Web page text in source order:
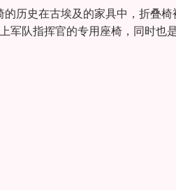
历史在古埃及的家具中，折叠
军队指挥官的专用座椅，同时也